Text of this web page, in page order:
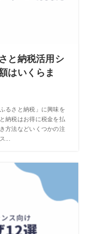
と納税活用シ
はいくらま
るさと納税」に興味を
納税はお得に税金を払
方法などいくつかの注
...